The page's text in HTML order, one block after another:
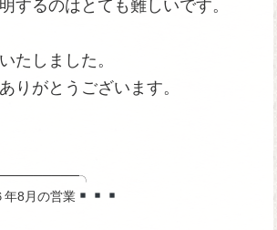
するのはとても難しいです。
たしました。
りがとうございます。
年8月の営業